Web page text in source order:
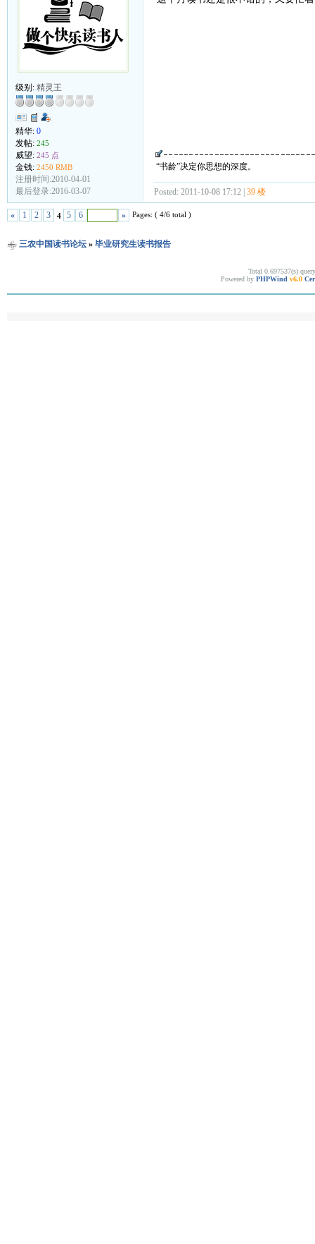
级别: 精灵王
精华: 0
发帖: 245
威望: 245 点
金钱: 2450 RMB
注册时间:2010-04-01
最后登录:2016-03-07
“书龄”决定你思想的深度。
Posted: 2011-10-08 17:12 | 39 楼
« 1 2 3 4 5 6 » Pages: ( 4/6 total )
三农中国读书论坛» 毕业研究生读书报告
Total 0.697537(s)
Powered by PHPWind v6.0